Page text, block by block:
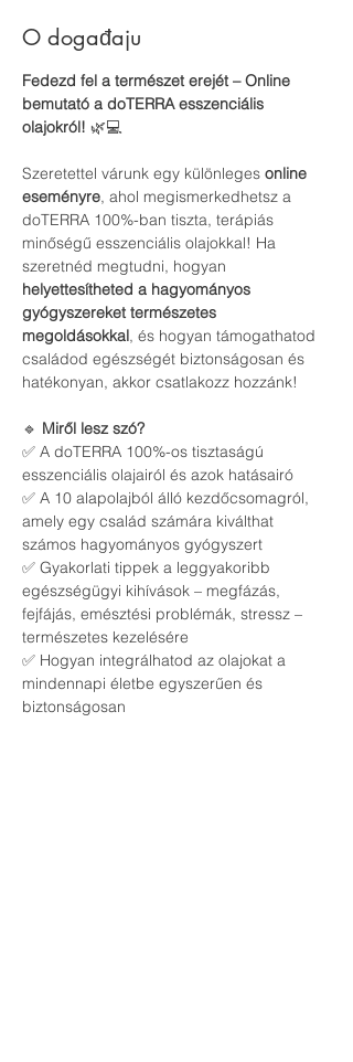
O događaju
Fedezd fel a természet erejét – Online
bemutató a doTERRA esszenciális
olajokról! 🌿💻
Szeretettel várunk egy különleges online
eseményre, ahol megismerkedhetsz a
doTERRA 100%-ban tiszta, terápiás
minőségű esszenciális olajokkal! Ha
szeretnéd megtudni, hogyan
helyettesítheted a hagyományos
gyógyszereket természetes
megoldásokkal, és hogyan támogathatod
családod egészségét biztonságosan és
hatékonyan, akkor csatlakozz hozzánk!
🔹 Miről lesz szó?
✅ A doTERRA 100%-os tisztaságú
esszenciális olajairól és azok hatásairó
✅ A 10 alapolajból álló kezdőcsomagról,
amely egy család számára kiválthat
számos hagyományos gyógyszert
✅ Gyakorlati tippek a leggyakoribb
egészségügyi kihívások – megfázás,
fejfájás, emésztési problémák, stressz –
természetes kezelésére
✅ Hogyan integrálhatod az olajokat a
mindennapi életbe egyszerűen és
biztonságosan